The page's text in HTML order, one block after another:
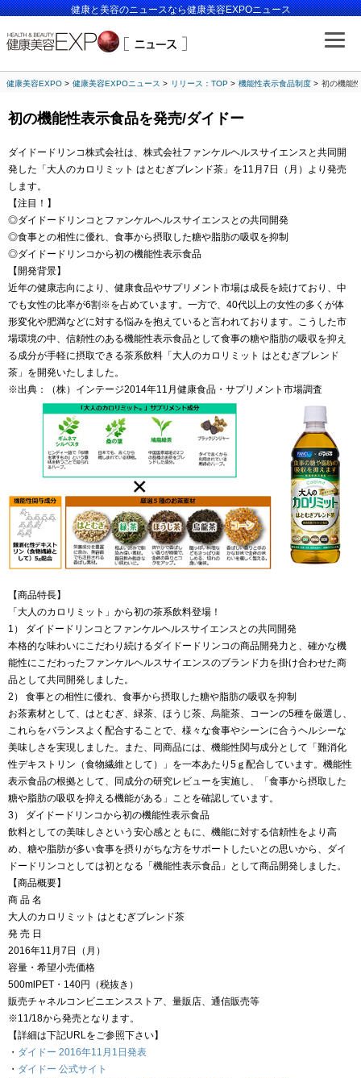
健康と美容のニュースなら健康美容EXPOニュース
健康美容EXPO 健康美容EXPOニュース リリース：TOP 機能性表示食品制度 初の機能
初の機能性表示食品を発売/ダイドー
ダイドードリンコ株式会社は、株式会社ファンケルヘルスサイエンスと共同開
発した「大人のカロリミット はとむぎブレンド茶」を11月7日（月）より発売
します。
【注目！】
◎ダイドードリンコとファンケルヘルスサイエンスとの共同開発
◎食事との相性に優れ、食事から摂取した糖や脂肪の吸収を抑制
◎ダイドードリンコから初の機能性表示食品
【開発背景】
近年の健康志向により、健康食品やサプリメント市場は成長を続けており、中
でも女性の比率が6割※を占めています。一方で、40代以上の女性の多くが体
形変化や肥満などに対する悩みを抱えていると言われております。こうした市
場環境の中、信頼性のある機能性表示食品として食事の糖や脂肪の吸収を抑え
る成分が手軽に摂取できる茶系飲料「大人のカロリミット はとむぎブレンド
茶」を開発いたしました。
※出典：（株）インテージ2014年11月健康食品・サプリメント市場調査
【商品特長】
「大人のカロリミット」から初の茶系飲料登場！
1） ダイドードリンコとファンケルヘルスサイエンスとの共同開発
本格的な味わいにこだわり続けるダイドードリンコの商品開発力と、確かな機
能性にこだわったファンケルヘルスサイエンスのブランド力を掛け合わせた商
品として共同開発しました。
2） 食事との相性に優れ、食事から摂取した糖や脂肪の吸収を抑制
お茶素材として、はとむぎ、緑茶、ほうじ茶、烏龍茶、コーンの5種を厳選し、
これらをバランスよく配合することで、様々な食事やシーンに合うヘルシーな
美味しさを実現しました。また、同商品には、機能性関与成分として「難消化
性デキストリン（食物繊維として）」を一本あたり5ｇ配合しています。機能性
表示食品の根拠として、同成分の研究レビューを実施し、「食事から摂取した
糖や脂肪の吸収を抑える機能がある」ことを確認しています。
3） ダイドードリンコから初の機能性表示食品
飲料としての美味しさという安心感とともに、機能に対する信頼性をより高
め、糖や脂肪が多い食事を摂りがちな方をサポートしたいとの思いから、ダイ
ドードリンコとしては初となる「機能性表示食品」として商品開発しました。
【商品概要】
商 品 名
大人のカロリミット はとむぎブレンド茶
発 売 日
2016年11月7日（月）
容量・希望小売価格
500mlPET・140円（税抜き）
販売チャネルコンビニエンスストア、量販店、通信販売等
※11/18から発売となります。
【詳細は下記URLをご参照下さい】
・ ダイドー 2016年11月1日発表
・ ダイドー 公式サイト